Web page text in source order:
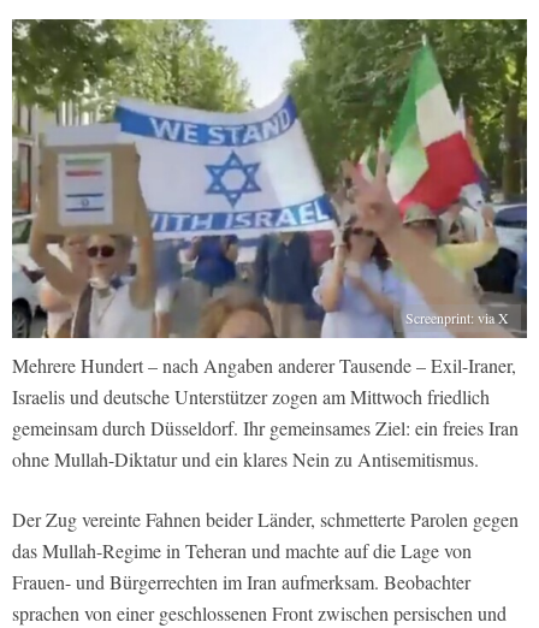
Screenprint: via X
Mehrere Hundert – nach Angaben anderer Tausende – Exil-Iraner,
Israelis und deutsche Unterstützer zogen am Mittwoch friedlich
gemeinsam durch Düsseldorf. Ihr gemeinsames Ziel: ein freies Iran
ohne Mullah-Diktatur und ein klares Nein zu Antisemitismus.
Der Zug vereinte Fahnen beider Länder, schmetterte Parolen gegen
das Mullah-Regime in Teheran und machte auf die Lage von
Frauen- und Bürgerrechten im Iran aufmerksam. Beobachter
sprachen von einer geschlossenen Front zwischen persischen und